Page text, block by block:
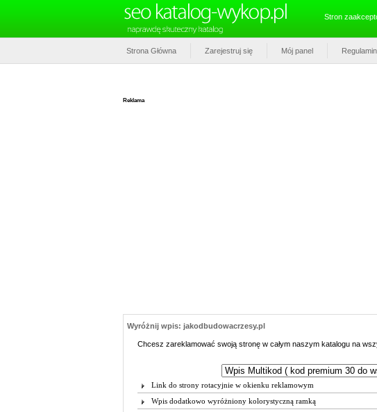
Stron
Strona Główna Zarejestruj się Mój panel Regulamin
Reklama
Wyróżnij wpis: jakodbudowacrzesy.pl
Chcesz zareklamować swoją stronę w całym naszym katalogu na
Link do strony rotacyjnie w okienku reklamowym
Wpis dodatkowo wyróżniony kolorystyczną ramką